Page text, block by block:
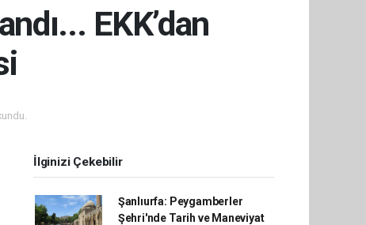
EKK’dan
İlginizi Çekebilir
Şanlıurfa: Peygamberler
Şehri'nde Tarih ve Maneviyat